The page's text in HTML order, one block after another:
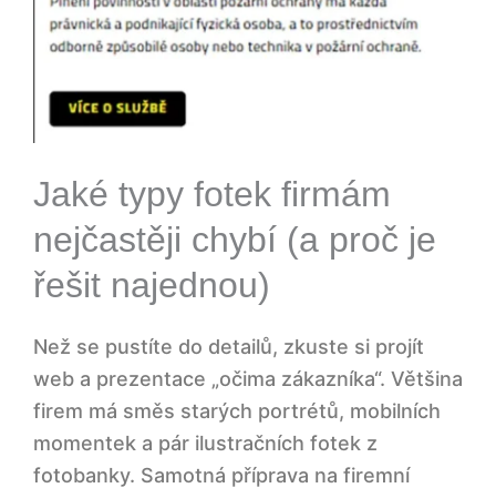
Jaké typy fotek firmám
nejčastěji chybí (a proč je
řešit najednou)
Než se pustíte do detailů, zkuste si projít
web a prezentace „očima zákazníka“. Většina
firem má směs starých portrétů, mobilních
momentek a pár ilustračních fotek z
fotobanky. Samotná příprava na firemní